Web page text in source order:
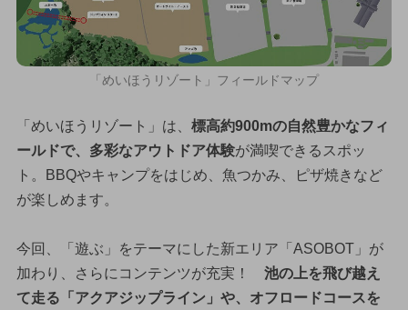
「めいほうリゾート」フィールドマップ
「めいほうリゾート」は、 標高約900mの自然豊かなフィ
ールドで、多彩なアウトドア体験が満喫できるスポッ
ト。BBQやキャンプをはじめ、魚つかみ、ピザ焼きなど
が楽しめます。
今回、「遊ぶ」をテーマにした新エリア「ASOBOT」が
加わり、さらにコンテンツが充実！ 池の上を飛び越え
て走る「アクアジップライン」や、オフロードコースを